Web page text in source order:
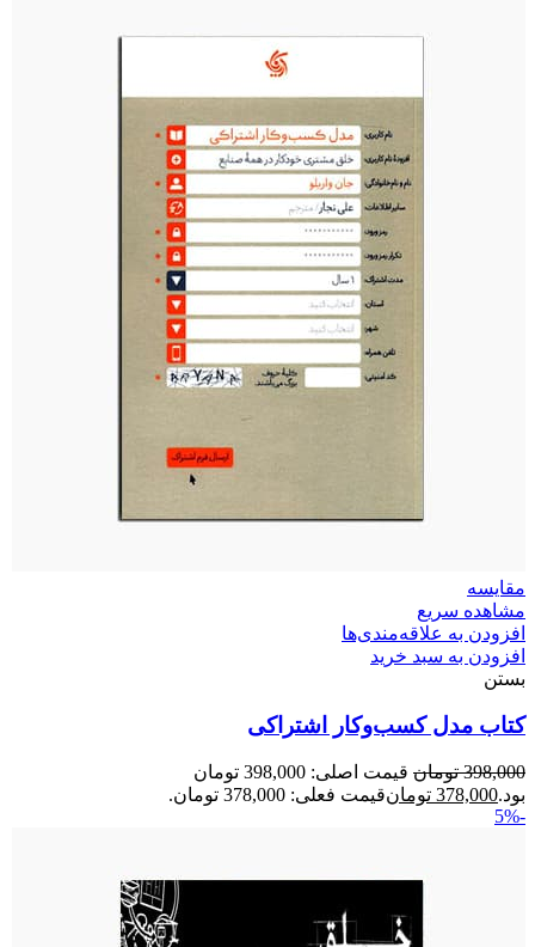
مقایسه
مشاهده سریع
افزودن به علاقه‌مندی‌ها
افزودن به سبد خرید
بستن
کتاب مدل کسب‌وکار اشتراکی
398,000 تومان
قیمت اصلی: 398,000 تومان
بود.378,000 تومانقیمت فعلی: 378,000 تومان.
-5%